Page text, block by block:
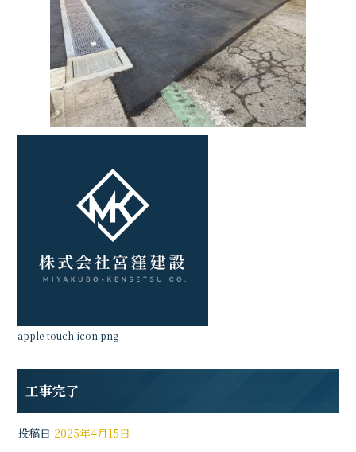
apple-touch-icon.png
工事完了
投稿日 2025年4月15日